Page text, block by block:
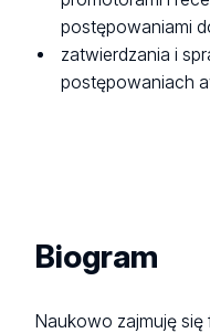
postępowaniami
zatwierdzania i
postępowaniach
Biogram
Naukowo zajmuję się